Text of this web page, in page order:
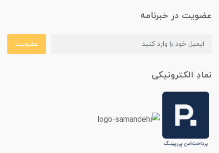
عضویت در خبرنامه
عضویت
نمادِ الکترونیکی